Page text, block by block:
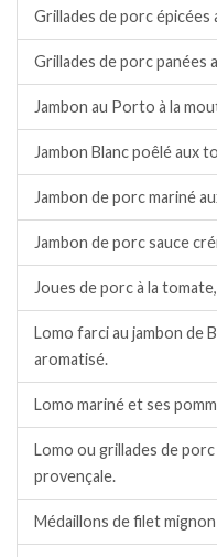
Grillades de porc
Grillades de porc panées
Jambon au Porto à la
Jambon Blanc poêlé aux
Jambon de porc mariné
Jambon de porc sauce
Joues de porc à la
Lomo farci au jambon de
aromatisé.
Lomo mariné et ses
Lomo ou grillades de
provençale.
Médaillons de filet